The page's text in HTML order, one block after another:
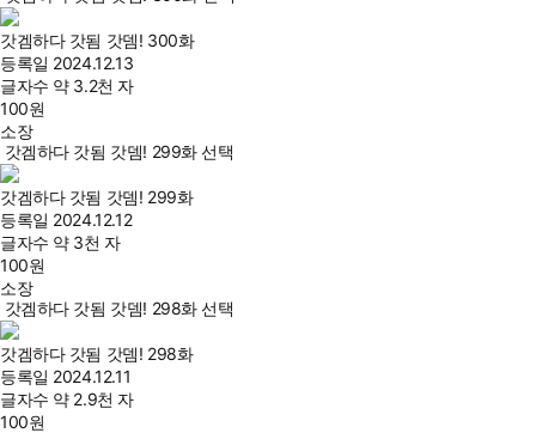
갓겜하다 갓됨 갓뎀! 300화
등록일 2024.12.13
글자수 약 3.2천 자
100원
소장
갓겜하다 갓됨 갓뎀! 299화 선택
갓겜하다 갓됨 갓뎀! 299화
등록일 2024.12.12
글자수 약 3천 자
100원
소장
갓겜하다 갓됨 갓뎀! 298화 선택
갓겜하다 갓됨 갓뎀! 298화
등록일 2024.12.11
글자수 약 2.9천 자
100원